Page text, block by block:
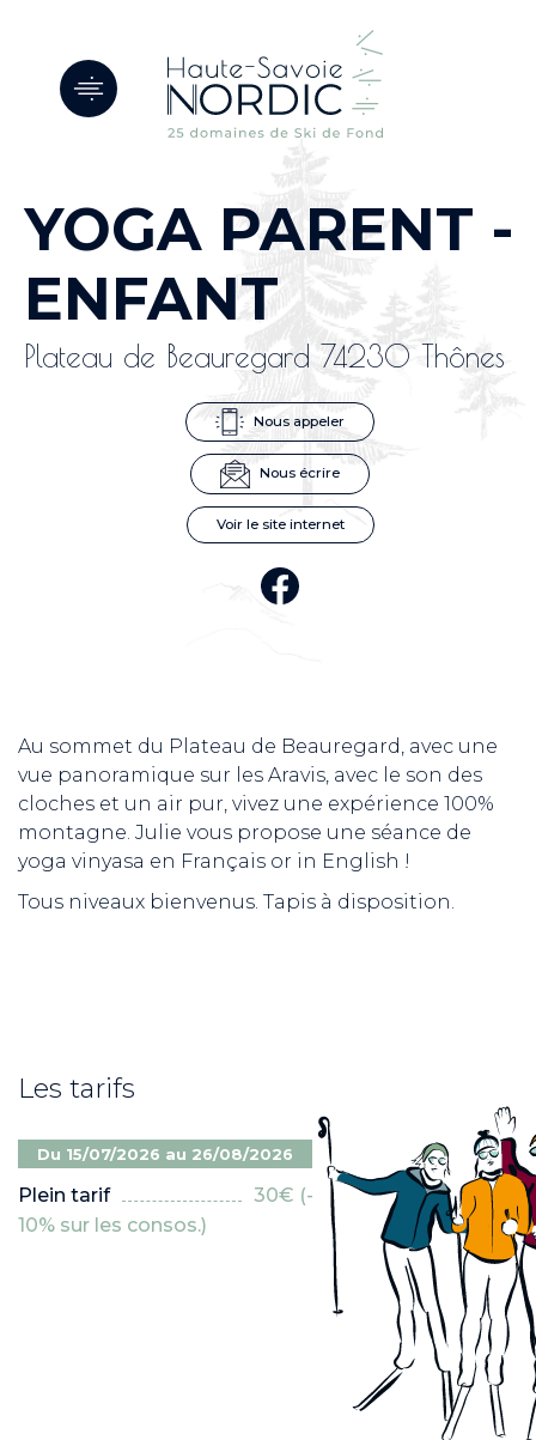
YOGA PARENT -
ENFANT
Plateau de Beauregard 74230 Thônes
Nous appeler
Nous écrire
Voir le site internet
Au sommet du Plateau de Beauregard, avec une
vue panoramique sur les Aravis, avec le son des
cloches et un air pur, vivez une expérience 100%
montagne. Julie vous propose une séance de
yoga vinyasa en Français or in English !
Tous niveaux bienvenus. Tapis à disposition.
Les tarifs
Du 15/07/2026 au 26/08/2026
Plein tarif
30€ (-
10% sur les consos.)